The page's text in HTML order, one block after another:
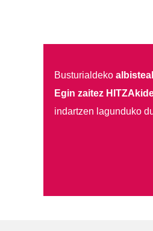
Busturialdeko
Egin zaitez
indartzen lagunduko